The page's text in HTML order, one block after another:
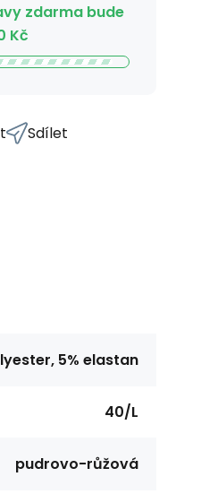
zdarma bude
Kč
Sdílet
5% elastan
40/L
pudrovo-růžová